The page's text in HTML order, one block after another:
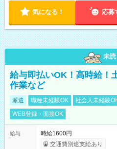
気になる！ 応募
未読
給与即払いOK！高時給！
作業など
派遣 職種未経験OK 社会人未経験
WEB登録・面接OK
給与
時給1600円
交通費別途支給あり